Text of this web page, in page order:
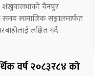
चैनपुर
सामाजिक सञ्जालमार्फत
लक्षित गर्दै
वर्ष २०८३र८४ को